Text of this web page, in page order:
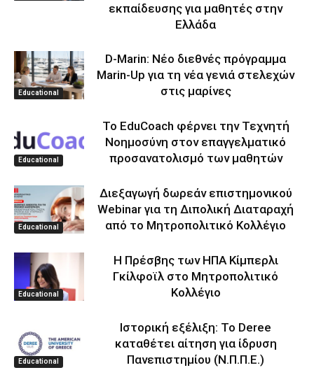
εκπαίδευσης για μαθητές στην
Ελλάδα
Educational
D-Marin: Νέο διεθνές πρόγραμμα
Marin-Up για τη νέα γενιά στελεχών
στις μαρίνες
Educational
Το EduCoach φέρνει την Τεχνητή
Νοημοσύνη στον επαγγελματικό
προσανατολισμό των μαθητών
Educational
Διεξαγωγή δωρεάν επιστημονικού
Webinar για τη Διπολική Διαταραχή
από το Μητροπολιτικό Κολλέγιο
Educational
Η Πρέσβης των ΗΠΑ Κίμπερλι
Γκίλφοϊλ στο Μητροπολιτικό
Κολλέγιο
Educational
Ιστορική εξέλιξη: Το Deree
καταθέτει αίτηση για ίδρυση
Πανεπιστημίου (Ν.Π.Π.Ε.)